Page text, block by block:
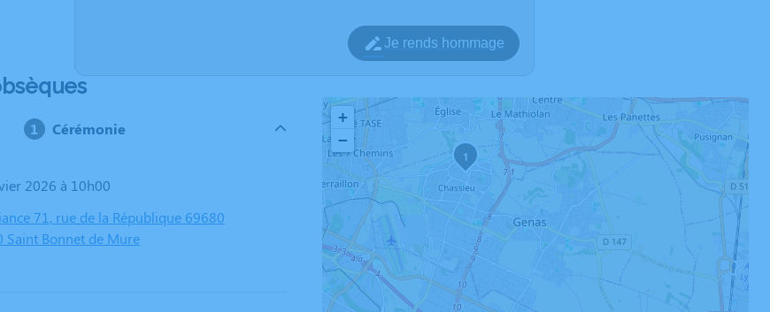
Je rends hommage
Cérémonie
2026 à 10h00
71, rue de la République 69680
Saint Bonnet de Mure
1
+
−